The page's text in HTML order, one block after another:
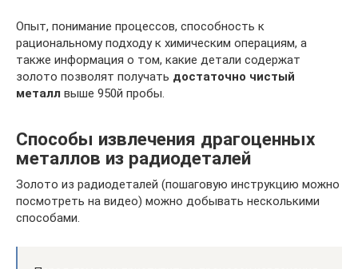
Опыт, понимание процессов, способность к
рациональному подходу к химическим операциям, а
также информация о том, какие детали содержат
золото позволят получать достаточно чистый
металл выше 950й пробы.
Способы извлечения драгоценных
металлов из радиодеталей
Золото из радиодеталей (пошаговую инструкцию можно
посмотреть на видео) можно добывать несколькими
способами.